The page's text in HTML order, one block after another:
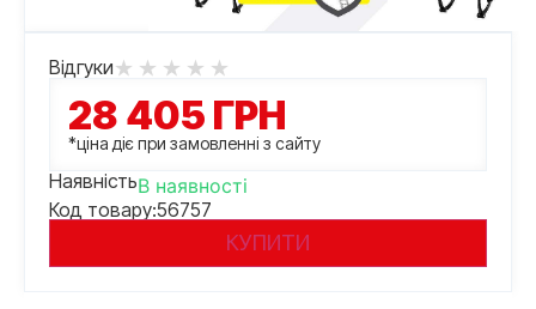
Відгуки
28 405 ГРН
*ціна діє при замовленні з сайту
НаявністьВ наявності
Код товару:56757
КУПИТИ